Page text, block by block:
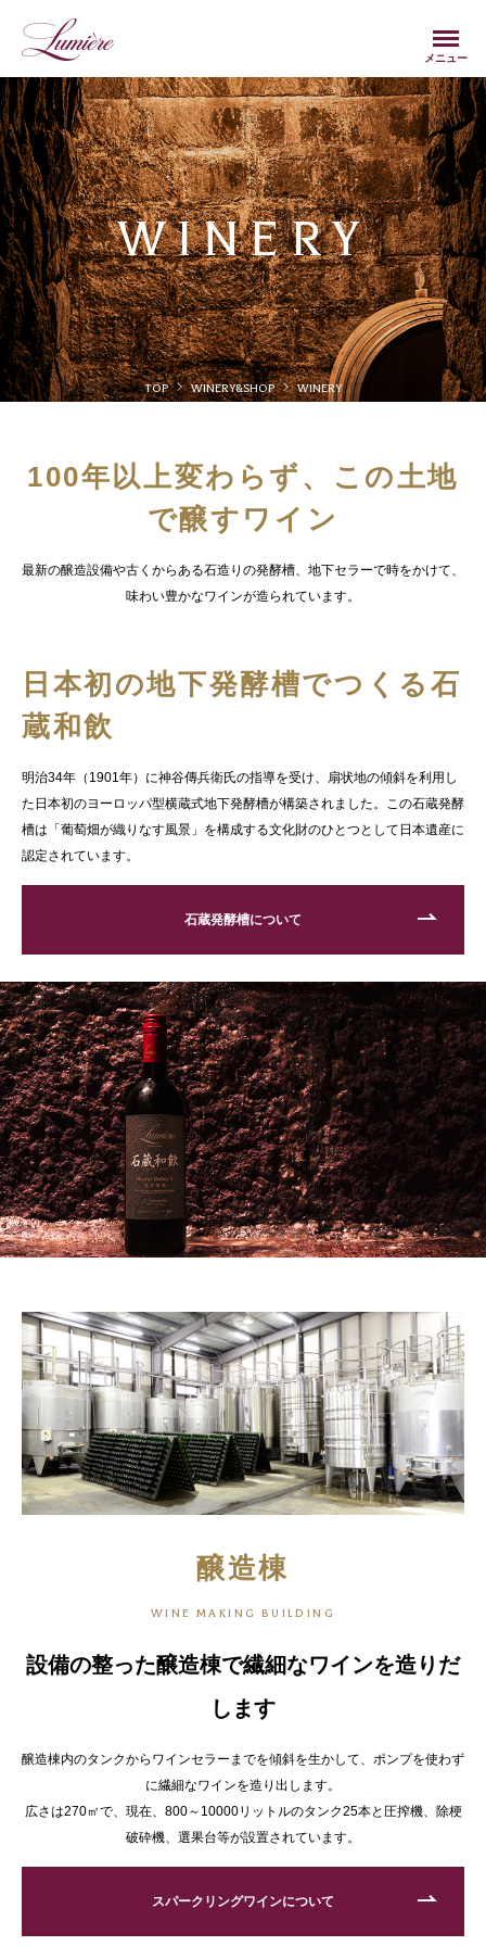
メニュー
WINERY
TOP WINERY&SHOP WINERY
100年以上変わらず、この土地
で醸すワイン
最新の醸造設備や古くからある石造りの発酵槽、地下セラーで時をかけて、
味わい豊かなワインが造られています。
日本初の地下発酵槽でつくる石
蔵和飲
明治34年（1901年）に神谷傳兵衛氏の指導を受け、扇状地の傾斜を利用し
た日本初のヨーロッパ型横蔵式地下発酵槽が構築されました。この石蔵発酵
槽は「葡萄畑が織りなす風景」を構成する文化財のひとつとして日本遺産に
認定されています。
石蔵発酵槽について
醸造棟
WINE MAKING BUILDING
設備の整った醸造棟で繊細なワインを造りだ
します
醸造棟内のタンクからワインセラーまでを傾斜を生かして、ポンプを使わず
に繊細なワインを造り出します。
広さは270㎡で、現在、800～10000リットルのタンク25本と圧搾機、除梗
破砕機、選果台等が設置されています。
スパークリングワインについて